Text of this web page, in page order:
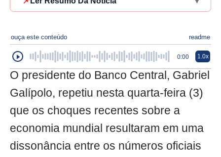
ouça este conteúdo readme
0:00 1.0x
O presidente do Banco Central, Gabriel
Galípolo, repetiu nesta quarta-feira (3)
que os choques recentes sobre a
economia mundial resultaram em uma
dissonância entre os números oficiais